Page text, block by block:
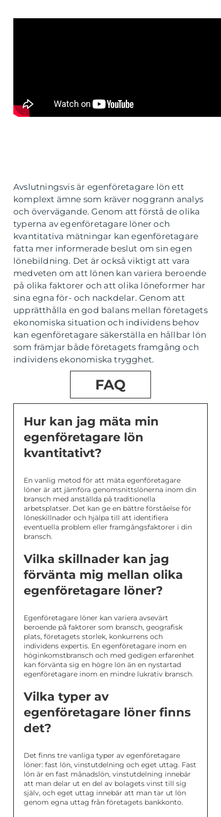
Avslutningsvis är egenföretagare lön ett
komplext ämne som kräver noggrann analys
och övervägande. Genom att förstå de olika
typerna av egenföretagare löner och
kvantitativa mätningar kan egenföretagare
fatta mer informerade beslut om sin egen
lönebildning. Det är också viktigt att vara
medveten om att lönen kan variera beroende
på olika faktorer och att olika löneformer har
sina egna för- och nackdelar. Genom att
upprätthålla en god balans mellan företagets
ekonomiska situation och individens behov
kan egenföretagare säkerställa en hållbar lön
som främjar både företagets framgång och
individens ekonomiska trygghet.
FAQ
Hur kan jag mäta min
egenföretagare lön
kvantitativt?
En vanlig metod för att mäta egenföretagare
löner är att jämföra genomsnittslönerna inom din
bransch med anställda på traditionella
arbetsplatser. Det kan ge en bättre förståelse för
löneskillnader och hjälpa till att identifiera
eventuella problem eller framgångsfaktorer i din
bransch.
Vilka skillnader kan jag
förvänta mig mellan olika
egenföretagare löner?
Egenföretagare löner kan variera avsevärt
beroende på faktorer som bransch, geografisk
plats, företagets storlek, konkurrens och
individens expertis. En egenföretagare inom en
höginkomstbransch och med gedigen erfarenhet
kan förvänta sig en högre lön än en nystartad
egenföretagare inom en mindre lukrativ bransch.
Vilka typer av
egenföretagare löner finns
det?
Det finns tre vanliga typer av egenföretagare
löner: fast lön, vinstutdelning och eget uttag. Fast
lön är en fast månadslön, vinstutdelning innebär
att man delar ut en del av bolagets vinst till sig
själv, och eget uttag innebär att man tar ut lön
genom egna uttag från företagets bankkonto.